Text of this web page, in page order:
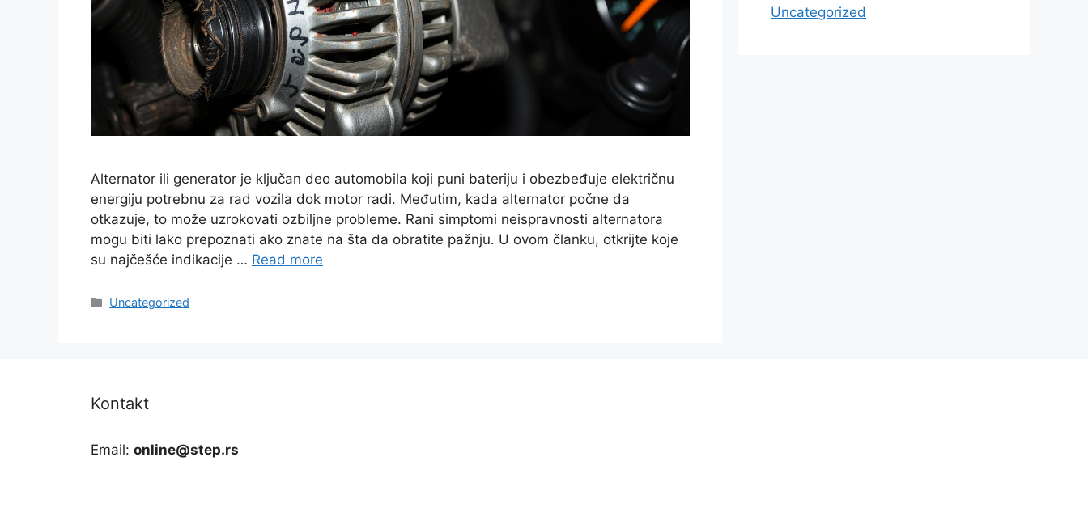
Alternator ili generator je ključan deo automobila koji puni bateriju i obezbeđuje električnu
energiju potrebnu za rad vozila dok motor radi. Međutim, kada alternator počne da
otkazuje, to može uzrokovati ozbiljne probleme. Rani simptomi neispravnosti alternatora
mogu biti lako prepoznati ako znate na šta da obratite pažnju. U ovom članku, otkrijte koje
su najčešće indikacije … Read more
Categories
Uncategorized
Uncategorized
Kontakt
Email: online@step.rs